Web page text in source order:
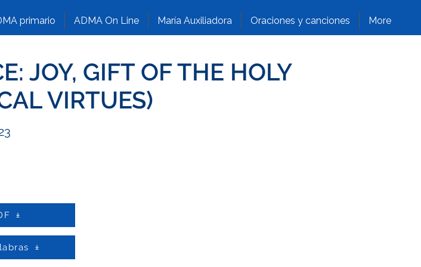
primario ADMA On Line María Auxiliadora Oraciones y canciones More
JOY, GIFT OF THE HOLY
VIRTUES)